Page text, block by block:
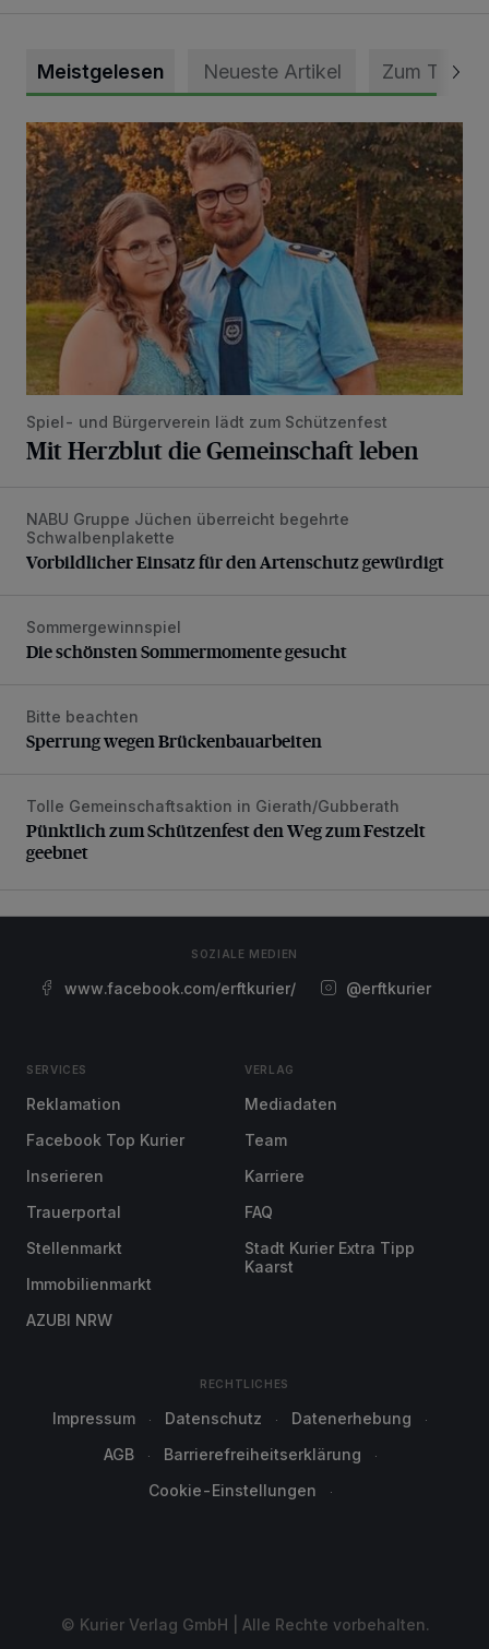
Meistgelesen Neueste Artikel Zum Thema
Mit Herzblut die Gemeinschaft leben
Spiel- und Bürgerverein lädt zum Schützenfest
Mit Herzblut die Gemeinschaft leben
Vorbildlicher Einsatz für den Artenschutz gewürdigt
NABU Gruppe Jüchen überreicht begehrte
Schwalbenplakette
Vorbildlicher Einsatz für den Artenschutz gewürdigt
Die schönsten Sommermomente gesucht
Sommergewinnspiel
Die schönsten Sommermomente gesucht
Sperrung wegen Brückenbauarbeiten
Bitte beachten
Sperrung wegen Brückenbauarbeiten
Pünktlich zum Schützenfest den Weg zum Festzelt
Tolle Gemeinschaftsaktion in Gierath/Gubberath
Pünktlich zum Schützenfest den Weg zum Festzelt
geebnet
SOZIALE MEDIEN
www.facebook.com/erftkurier/ @erftkurier
SERVICES
Reklamation
Facebook Top Kurier
Inserieren
Trauerportal
Stellenmarkt
Immobilienmarkt
AZUBI NRW
VERLAG
Mediadaten
Team
Karriere
FAQ
Stadt Kurier Extra Tipp
Kaarst
RECHTLICHES
Impressum Datenschutz
Datenerhebung
AGB
Barrierefreiheitserklärung
Cookie-Einstellungen
© Kurier Verlag GmbH | Alle Rechte vorbehalten.